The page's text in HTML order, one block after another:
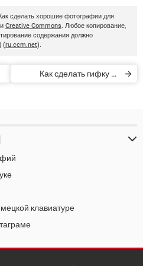
сделать хорошие фотографии для
Creative Commons. Любое копирование,
содержания должно
(ru.ccm.net).
Как сделать гифку из
клавиатуре